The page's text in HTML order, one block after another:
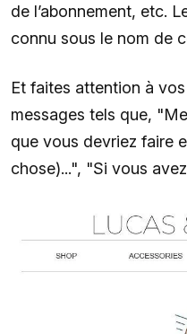
de l’abonnement, etc.
connu sous le nom de
Et faites attention à
messages tels que,
que vous devriez faire
chose)...", "Si vous